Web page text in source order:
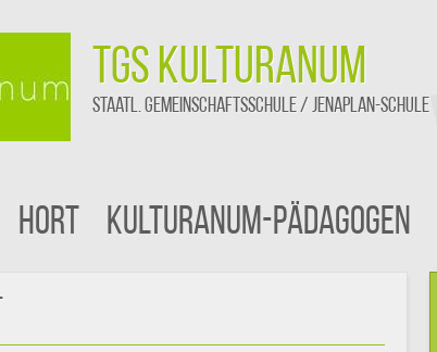
TGS Kulturanum
staatl. Gemeinschaftsschule / Jenaplan-Schule
Hort Kulturanum-Pädagogen